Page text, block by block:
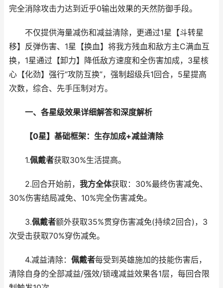
完全消除攻击力达到近乎0输出效果的天然防御手段。
不仅提供海量减伤和减益清除，更通过1星【斗转星
移】反弹伤害、1星【换血】将我方残血和敌方主C满血互
换，1星通过【卸力】降低敌方速度和全伤害加成，3星核
心【化劲】强行“攻防互换”，强制超级兵1回合，5星提高
次数，综合、先手压制对方。
一、各星级效果详细解答和深度解析
【0星】基础框架：生存加成+减益清除
1.佩戴者获取30%生活提高。
2.回合开始前， 我方全体获取：30%最终伤害减免、
30%伤害结局减免、10%完全伤害减免。
3.佩戴者额外获取35%贯穿伤害减免(持续2回合)，3
次受击获取70%穿伤减免。
4.减益清除： 佩戴者每受到英雄施加的技能伤害后，
清除自身的全部减益/强效/锁魂减益效果各1层，每回合限